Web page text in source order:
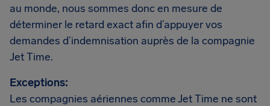
au monde, nous sommes donc en mesure de
déterminer le retard exact afin d’appuyer vos
demandes d’indemnisation auprès de la compagnie
Jet Time.
Exceptions:
Les compagnies aériennes comme Jet Time ne sont